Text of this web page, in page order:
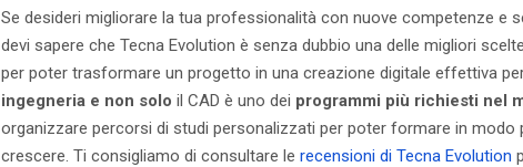
Se desideri migliorare la tua professionalità con nuove competenze e
devi sapere che Tecna Evolution è senza dubbio una delle migliori
per poter trasformare un progetto in una creazione digitale effettiva
ingegneria e non solo il CAD è uno dei programmi più richiesti nel
organizzare percorsi di studi personalizzati per poter formare in
crescere. Ti consigliamo di consultare lerecensioni di Tecna Evolution